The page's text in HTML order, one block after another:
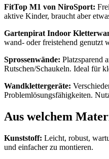
FitTop M1 von NiroSport:
aktive Kinder, braucht aber
Gartenpirat Indoor
wand- oder freistehend genutzt
Sprossenwände: Platzsparend
Rutschen/Schaukeln. Ideal für
Wandklettergeräte:
Problemlösungsfähigkeiten.
Aus welchem
Kunststoff: Leicht, robust,
und einfacher zu montieren.